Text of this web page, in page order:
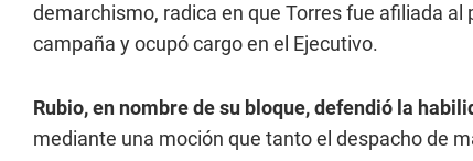
demarchismo, radica en que Torres fue afiliada
campaña y ocupó cargo en el Ejecutivo.
Rubio, en nombre de su bloque, defendió la
mediante una moción que tanto el despacho de